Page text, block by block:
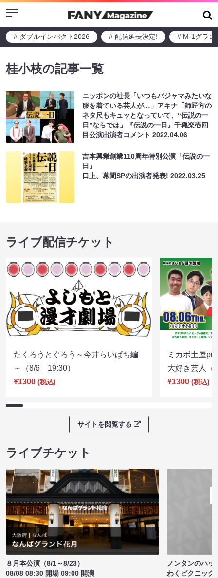
Menu
# ダブルインパクト2026 # 配信延長決定! # M-1グラン
桂⼩枝の記事一覧
ニッポンの社長「いつもパジャマみたいな
服を着ている芸人が…」アキナ「師匠方の
ネタ尺もキュッとなっていて、“伝説の一
日”ならでは」『伝説の一日』千穐楽壱回
目公演出演者コメント2022.04.06
吉本興業創業110周年特別公演「伝説の一
日」
口上、幕間SPの出演者発表!2022.03.25
ライブ配信チケット
たくろうとぐろう～今井らいぱち編
～（8/6 19:30）
¥1300 (税込)
ミカボ土屋
大好き芸人
¥1300 (税込)
サイトを閲覧する
ライブチケット
８月本公演（8/1～8/23）
08/08 08:30 開場 09:00 開演
ノンタンのハッ
わくピクニック